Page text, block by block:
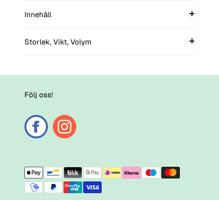
Innehåll
Storlek, Vikt, Volym
Följ oss!
Payment
methods
accepted